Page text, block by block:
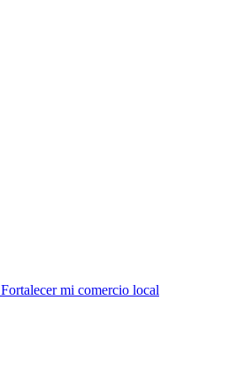
Fortalecer mi comercio local